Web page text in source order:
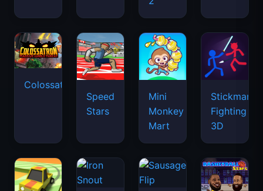
Colossatron
Speed
Stars
Mini
Monkey
Mart
Stickman
Fighting
3D